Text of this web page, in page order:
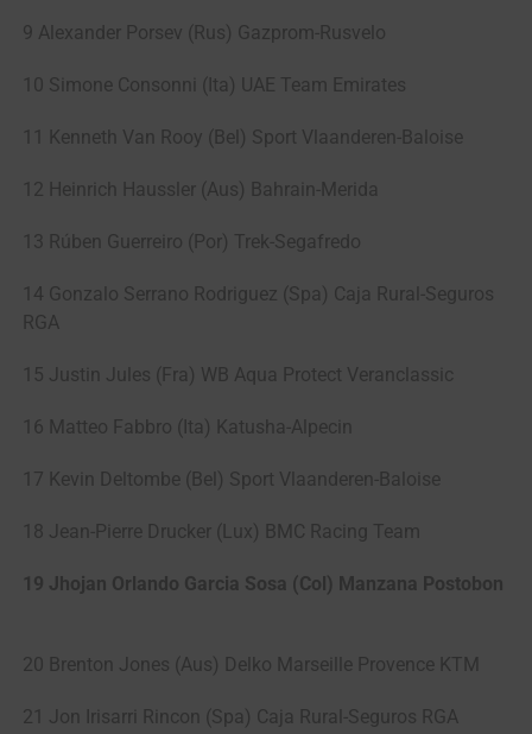
9 Alexander Porsev (Rus) Gazprom-Rusvelo
10 Simone Consonni (Ita) UAE Team Emirates
11 Kenneth Van Rooy (Bel) Sport Vlaanderen-Baloise
12 Heinrich Haussler (Aus) Bahrain-Merida
13 Rúben Guerreiro (Por) Trek-Segafredo
14 Gonzalo Serrano Rodriguez (Spa) Caja Rural-Seguros
RGA
15 Justin Jules (Fra) WB Aqua Protect Veranclassic
16 Matteo Fabbro (Ita) Katusha-Alpecin
17 Kevin Deltombe (Bel) Sport Vlaanderen-Baloise
18 Jean-Pierre Drucker (Lux) BMC Racing Team
19 Jhojan Orlando Garcia Sosa (Col) Manzana Postobon
20 Brenton Jones (Aus) Delko Marseille Provence KTM
21 Jon Irisarri Rincon (Spa) Caja Rural-Seguros RGA